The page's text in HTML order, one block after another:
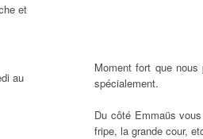
Moment fort que nous
spécialement.
Du côté Emmaüs
fripe, la grande cour,
et
au